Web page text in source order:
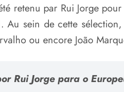
retenu par Rui Jorge
Au sein de cette
ou encore João
Rui Jorge para o